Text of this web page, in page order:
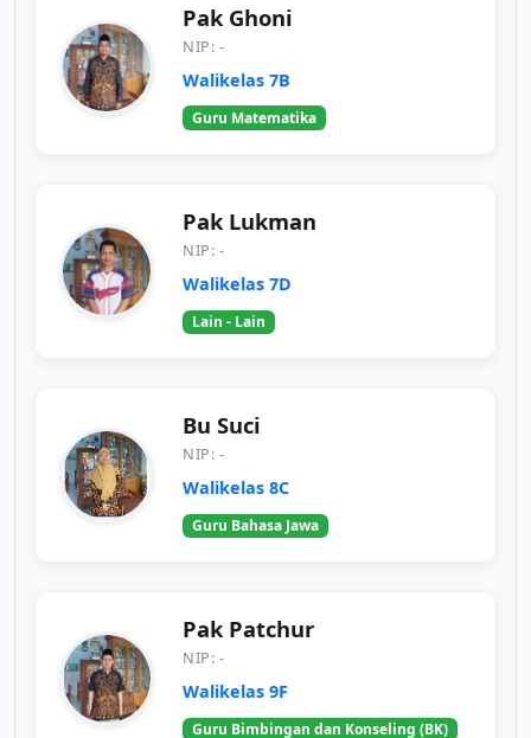
Pak Ghoni
NIP: -
Walikelas 7B
Guru Matematika
Pak Lukman
NIP: -
Walikelas 7D
Lain - Lain
Bu Suci
NIP: -
Walikelas 8C
Guru Bahasa Jawa
Pak Patchur
NIP: -
Walikelas 9F
Guru Bimbingan dan Konseling (BK)